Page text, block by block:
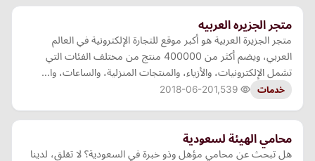
متجر الجزيره العربيه
متجر الجزيرة العربية هو أكبر موقع للتجارة الإلكترونية في العالم
العربي، ويضم أكثر من 400000 منتج من مختلف الفئات التي
تشمل الإلكترونيات، والأزياء، والمنتجات المنزلية، والساعات، وا…
خدمات 2018-06-20
محامي الهيئة لسعودية
هل تبحث عن محامي مؤهل وذو خبرة في السعودية؟ لا تقلق، لدينا